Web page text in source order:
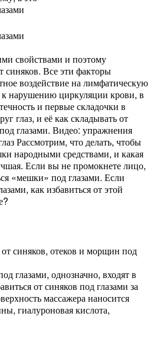
свойствами и поэтому
синяков. Все эти факторы
воздействие на лимфатическую
к нарушению циркуляции крови, в
и первые складочки в
глаз, и её как складывать от
под глазами. Видео: упражнения
Рассмотрим, что делать, чтобы
народными средствами, и какая
Если вы не промокнете лицо,
«мешки» под глазами. Если
как избавиться от этой
синяков, отеков и морщин под
глазами, однозначно, входят в
от синяков под глазами за
массажера наносится
гиалуроновая кислота,